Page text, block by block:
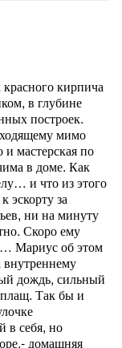
кирпича
в глубине
построек.
мимо
и мастерская по
в доме. Как
и что из этого
за
ни на минуту
Скоро ему
Мариус об этом
внутреннему
дождь, сильный
плащ. Так бы и
в себя, но
домашняя